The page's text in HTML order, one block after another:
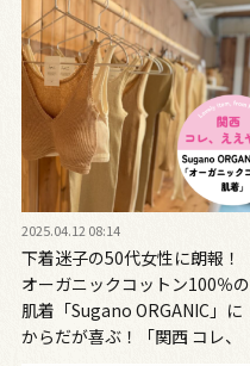
2025.04.12 08:14
下着迷子の50代女性に朗報！
オーガニックコットン100％の
肌着「Sugano ORGANIC」に
からだが喜ぶ！「関西 コレ、